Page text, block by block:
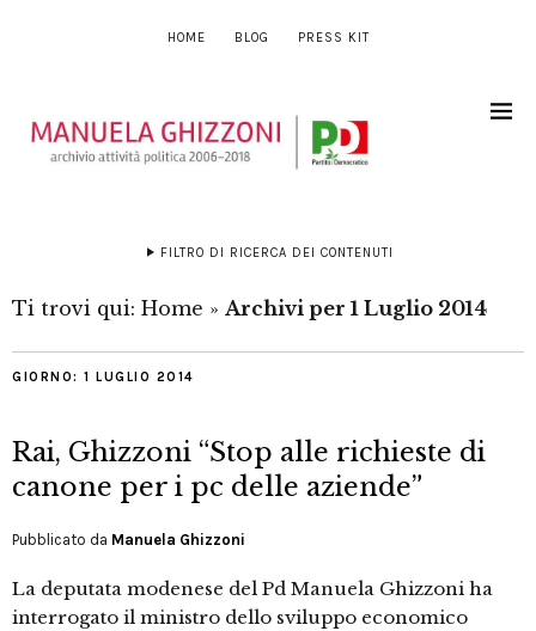
HOME BLOG PRESS KIT
FILTRO DI RICERCA DEI CONTENUTI
Ti trovi qui: Home » Archivi per 1 Luglio 2014
GIORNO: 1 LUGLIO 2014
Rai, Ghizzoni “Stop alle richieste di
canone per i pc delle aziende”
Pubblicato da Manuela Ghizzoni
La deputata modenese del Pd Manuela Ghizzoni ha
interrogato il ministro dello sviluppo economico